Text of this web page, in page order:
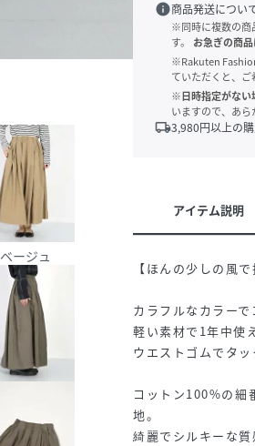
ベージュ
info商品発送につい
※同時に複数の商
す。
お急ぎの商
※Rakuten
ていただくと、ご
※日時指定がない
いますので、あら
local_shipping3,980円以上の
アイテム説明
【ほんの少しの風
カラフルなカラーで
軽い素材で1年中使
ウエストゴムでタ
コットン100%の細
地。
綺麗でシルキーな